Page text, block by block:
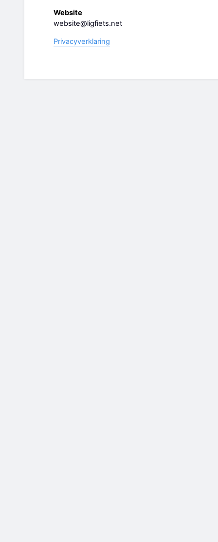
Website
website@ligfiets.net
Privacyverklaring